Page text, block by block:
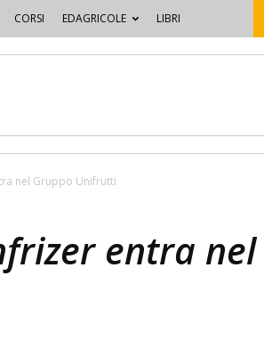
CORSI EDAGRICOLE LIBRI
nel Gruppo Unifrutti
entra nel